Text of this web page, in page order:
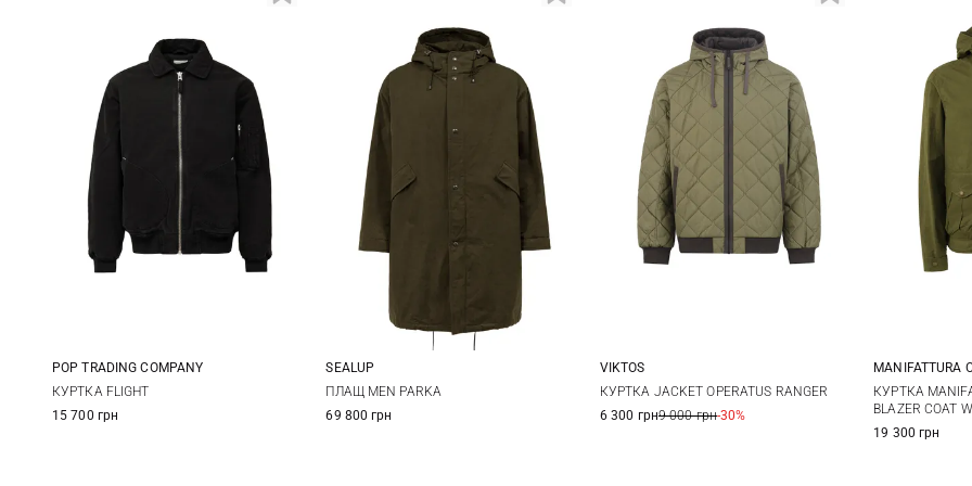
M L
POP TRADING COMPANY
КУРТКА FLIGHT
15 700 грн
48 50
SEALUP
ПЛАЩ MEN PARKA
69 800 грн
M L XL XXL
VIKTOS
КУРТКА JACKET OPERATUS RANGER
6 300 грн9 000 грн-30%
40
48
MANIFATTURA
КУРТКА
BLAZER COAT
19 300 грн